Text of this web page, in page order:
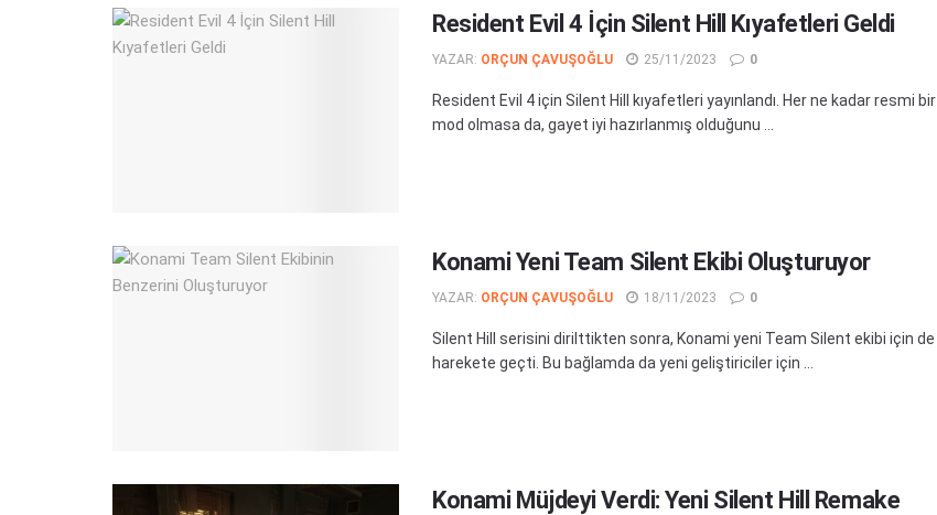
Resident Evil 4 İçin Silent Hill Kıyafetleri Geldi
YAZAR: ORÇUN ÇAVUŞOĞLU 25/11/2023 0
Resident Evil 4 için Silent Hill kıyafetleri yayınlandı. Her ne kadar resmi bir
mod olmasa da, gayet iyi hazırlanmış olduğunu ...
Konami Yeni Team Silent Ekibi Oluşturuyor
YAZAR: ORÇUN ÇAVUŞOĞLU 18/11/2023 0
Silent Hill serisini dirilttikten sonra, Konami yeni Team Silent ekibi için de
harekete geçti. Bu bağlamda da yeni geliştiriciler için ...
Konami Müjdeyi Verdi: Yeni Silent Hill Remake